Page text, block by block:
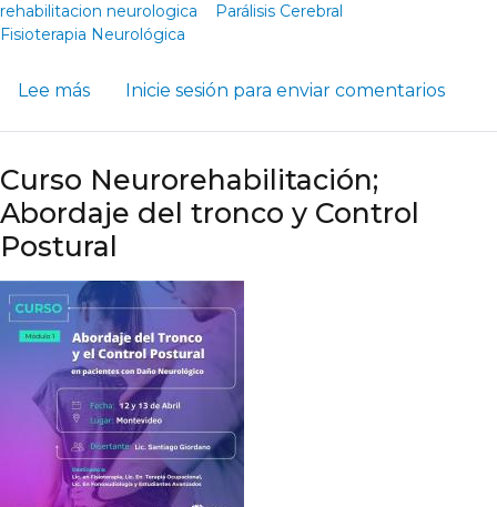
rehabilitacion neurologica
Parálisis Cerebral
Fisioterapia Neurológica
Lee mássobre Los Beneficios de la Realidad Virtual
Inicie sesión para enviar comentarios
Curso Neurorehabilitación;
Abordaje del tronco y Control
Postural